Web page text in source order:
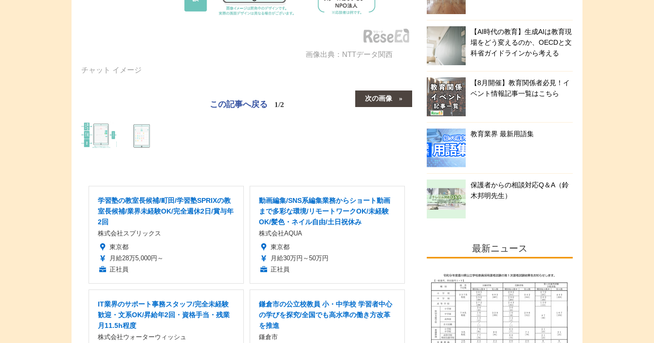
画像出典：NTTデータ関西
チャット イメージ
次の画像
この記事へ戻る 1/2
学習塾の教室長候補/町田/学習塾SPRIXの教
室長候補/業界未経験OK/完全週休2日/賞与年
2回
株式会社スプリックス
東京都
月給28万5,000円～
正社員
動画編集/SNS系編集業務からショート動画
まで多彩な環境/リモートワークOK/未経験
OK/髪色・ネイル自由/土日祝休み
株式会社AQUA
東京都
月給30万円～50万円
正社員
IT業界のサポート事務スタッフ/完全未経験
歓迎・文系OK/昇給年2回・資格手当・残業
月11.5h程度
株式会社ウォーターウィッシュ
鎌倉市の公立校教員 小・中学校 学習者中心
の学びを探究/全国でも高水準の働き方改革
を推進
鎌倉市
【AI時代の教育】生成AIは教育現
場をどう変えるのか、OECDと文
科省ガイドラインから考える
【8月開催】教育関係者必見！イ
ベント情報記事一覧はこちら
教育業界 最新用語集
保護者からの相談対応Q＆A（鈴
木邦明先生）
最新ニュース